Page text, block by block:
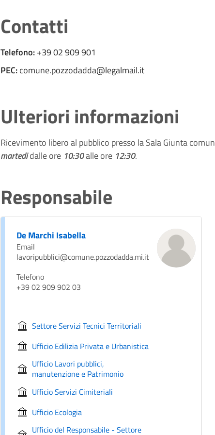
Contatti
Telefono:+39 02 909 901
PEC:comune.pozzodadda@legalmail.it
Ulteriori informazioni
Ricevimento libero al pubblico presso la Sala Giunta
martedidalle ore 10:30alle ore 12:30.
Responsabile
De Marchi Isabella
Email
lavoripubblici@comune.pozzodadda.mi.it
Telefono
+39 02 909 902 03
Settore Servizi Tecnici Territoriali
Ufficio Edilizia Privata e Urbanistica
Ufficio Lavori pubblici,
manutenzione e Patrimonio
Ufficio Servizi Cimiteriali
Ufficio Ecologia
Ufficio del Responsabile - Settore